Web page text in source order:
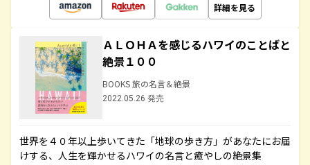
詳細を見る
ＡＬＯＨＡを感じるハワイのことばと
絶景１００
BOOKS 旅の名言＆絶景
2022.05.26 発売
世界を４０年以上歩いてきた「地球の歩き方」があなたにお届
けする、人生を輝かせるハワイの名言と癒やしの絶景集